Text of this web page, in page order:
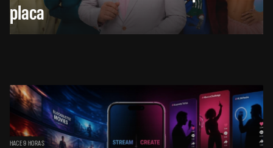
placa
HACE 9 HORAS